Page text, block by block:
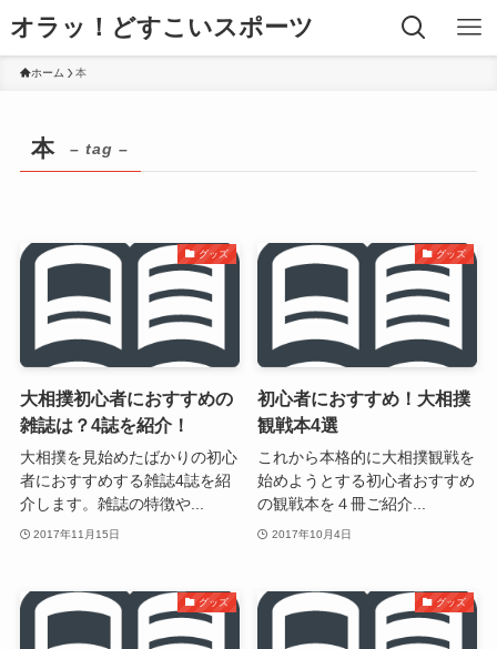
オラッ！どすこいスポーツ
ホーム 本
本 – tag –
グッズ
大相撲初心者におすすめの
雑誌は？4誌を紹介！
大相撲を見始めたばかりの初心
者におすすめする雑誌4誌を紹
介します。雑誌の特徴や...
2017年11月15日
グッズ
初心者におすすめ！大相撲
観戦本4選
これから本格的に大相撲観戦を
始めようとする初心者おすすめ
の観戦本を４冊ご紹介...
2017年10月4日
グッズ グッズ